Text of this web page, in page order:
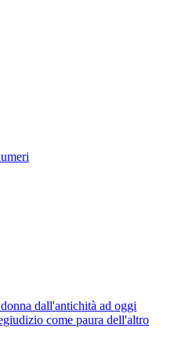
dall'antichità ad oggi
come paura dell'altro